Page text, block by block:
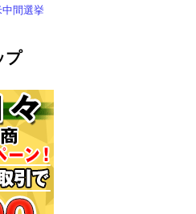
中間選挙
プ